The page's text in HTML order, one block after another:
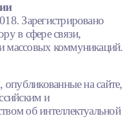
Зарегистрировано
в сфере связи,
массовых коммуникаций.
на сайте,
и
об интеллектуальной